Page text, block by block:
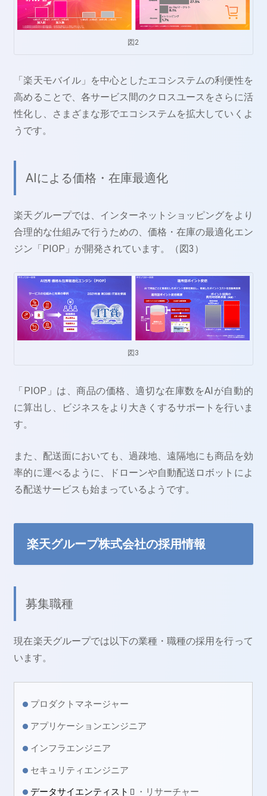
図2
「楽天モバイル」を中心としたエコシステムの利便性を
高めることで、各サービス間のクロスユースをさらに活
性化し、さまざまな形でエコシステムを拡大していくよ
うです。
AIによる価格・在庫最適化
楽天グループでは、インターネットショッピングをより
合理的な仕組みで行うための、価格・在庫の最適化エン
ジン「PIOP」が開発されています。（図3）
図3
「PIOP」は、商品の価格、適切な在庫数をAIが自動的
に算出し、ビジネスをより大きくするサポートを行いま
す。
また、配送面においても、過疎地、遠隔地にも商品を効
率的に運べるように、ドローンや自動配送ロボットによ
る配送サービスも始まっているようです。
楽天グループ株式会社の採用情報
募集職種
現在楽天グループでは以下の業種・職種の採用を行って
います。
プロダクトマネージャー
アプリケーションエンジニア
インフラエンジニア
セキュリティエンジニア
データサイエンティスト ・リサーチャー